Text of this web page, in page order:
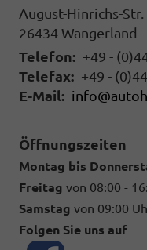
August-Hinrichs-Str.
26434 Wangerland
Telefon: +49 -
Telefax: +49 -
E-Mail:
Öffnungszeiten
Montag bis
Freitag von 08:00 -
Samstag von 09:00
Folgen Sie uns auf